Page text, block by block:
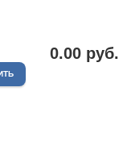
0.00 руб.